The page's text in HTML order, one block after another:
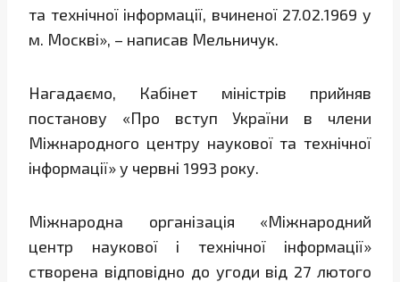
та технічної інформації, вчиненої 27.02.1969 у
м. Москві», – написав Мельничук.
Нагадаємо, Кабінет міністрів прийняв
постанову «Про вступ України в члени
Міжнародного центру наукової та технічної
інформації» у червні 1993 року.
Міжнародна організація «Міжнародний
центр наукової і технічної інформації»
створена відповідно до угоди від 27 лютого